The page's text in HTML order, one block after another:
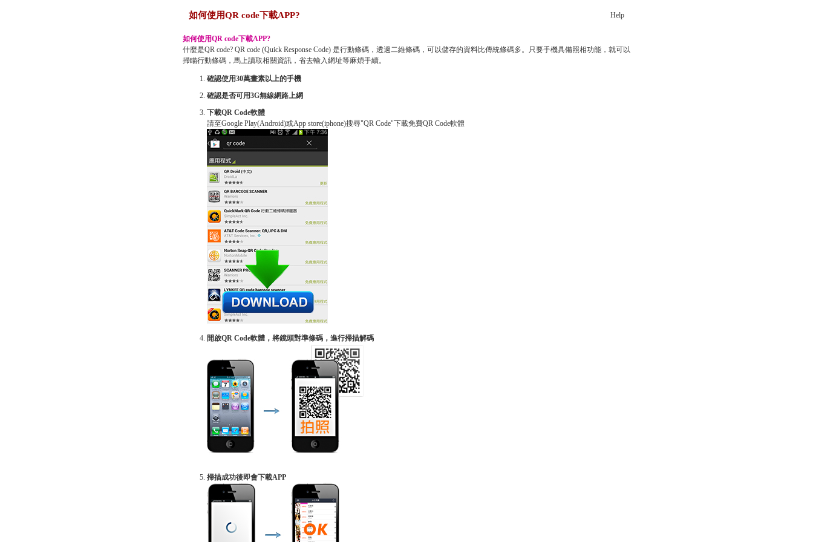
如何使用QR code下載APP? Help
如何使用QR code下載APP?
什麼是QR code? QR code (Quick Response Code) 是行動條碼，透過二維條碼，可以儲存的資料比傳統條碼多。只要手機具備照相功能，就可以
掃瞄行動條碼，馬上讀取相關資訊，省去輸入網址等麻煩手續。
確認使用30萬畫素以上的手機
確認是否可用3G無線網路上網
下載QR Code軟體
請至Google Play(Android)或App store(iphone)搜尋"QR Code"下載免費QR Code軟體
開啟QR Code軟體，將鏡頭對準條碼，進行掃描解碼
掃描成功後即會下載APP